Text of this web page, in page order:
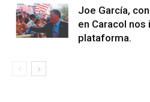
Joe García,
en Caracol
plataforma.